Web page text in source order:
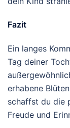
Fazit
Ein langes
Tag deiner
erhabene
schaffst du die
Freude und